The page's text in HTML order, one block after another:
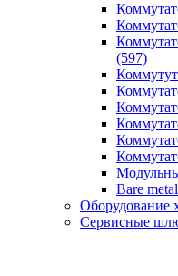
(597)
Bare
Оборудование
Сервисные